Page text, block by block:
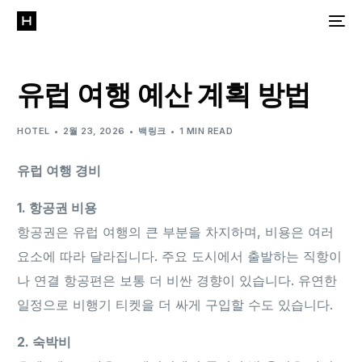
유럽 여행 예산 계획 방법
HOTEL 2월 23, 2026 백링크 1 MIN READ
유럽 여행 경비
1. 항공권 비용
항공권은 유럽 여행의 큰 부분을 차지하며, 비용은 여러
요소에 따라 달라집니다. 주요 도시에서 출발하는 직항이
나 연결 항공편은 보통 더 비싼 경향이 있습니다. 유연한
일정으로 비행기 티켓을 더 싸게 구입할 수도 있습니다.
2. 숙박비